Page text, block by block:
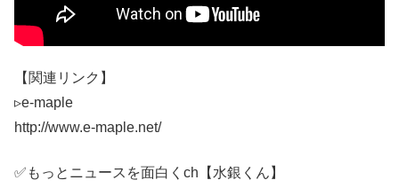
【関連リンク】
▹e-maple
http://www.e-maple.net/
✅もっとニュースを面白くch【水銀くん】